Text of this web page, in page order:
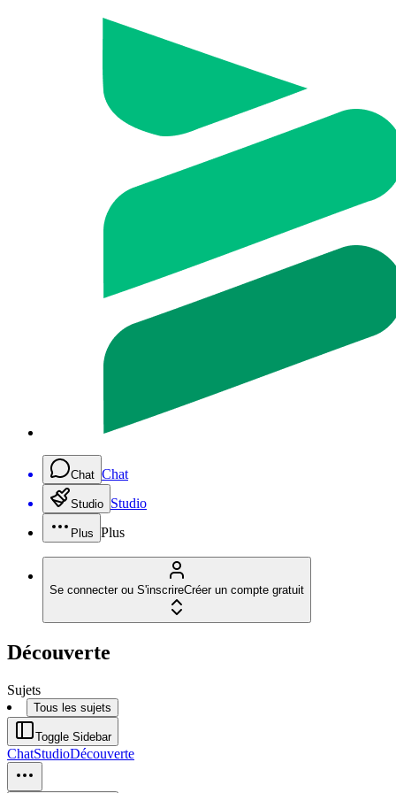
Chat Chat
Studio Studio
Plus Plus
Se connecter ou S'inscrireCréer un compte gratuit
Découverte
Sujets
Tous les sujets
Toggle Sidebar
ChatStudioDécouverte